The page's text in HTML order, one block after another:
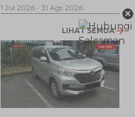
1 Jul 2026 - 31 Ags 2026
LIHAT SEMUA
×